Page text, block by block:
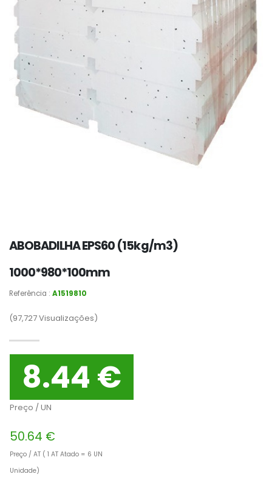
ABOBADILHA EPS60 (15kg/m3)
1000*980*100mm
Referência : A1519810
(97,727Visualizações)
8.44 €
Preço / UN
50.64 €
Preço / AT ( 1 AT Atado = 6 UN
Unidade)